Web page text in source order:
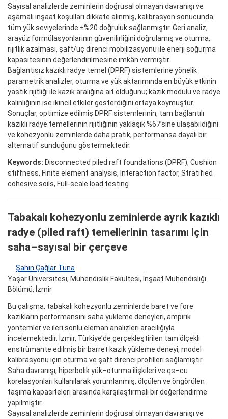
Sayısal analizlerde zeminlerin doğrusal olmayan davranışı ve
aşamalı inşaat koşulları dikkate alınmış, kalibrasyon sonucunda
tüm yük seviyelerinde ±%20 doğruluk sağlanmıştır. Geri analiz,
arayüz formülasyonlarının güvenilirliğini doğrulamış ve oturma,
rijitlik azalması, şaft/uç direnci mobilizasyonu ile enerji soğurma
kapasitesinin değerlendirilmesine imkân vermiştir.
Bağlantısız kazıklı radye temel (DPRF) sistemlerine yönelik
parametrik analizler, oturma ve yük aktarımında en büyük etkinin
yastık rijitliği ile kazık aralığına ait olduğunu; kazık modülü ve radye
kalınlığının ise ikincil etkiler gösterdiğini ortaya koymuştur.
Sonuçlar, optimize edilmiş DPRF sistemlerinin, tam bağlantılı
kazıklı radye temellerinin rijitliğinin yaklaşık %67’sine ulaşabildiğini
ve kohezyonlu zeminlerde daha pratik, performansa dayalı bir
alternatif sunduğunu göstermektedir.
Keywords: Disconnected piled raft foundations (DPRF), Cushion
stiffness, Finite element analysis, Interaction factor, Stratified
cohesive soils, Full-scale load testing
Tabakalı kohezyonlu zeminlerde ayrık kazıklı
radye (piled raft) temellerinin tasarımı için
saha–sayısal bir çerçeve
Şahin Çağlar Tuna
Yaşar Üniversitesi, Mühendislik Fakültesi, İnşaat Mühendisliği
Bölümü, İzmir
Bu çalışma, tabakalı kohezyonlu zeminlerde baret ve fore
kazıkların performansını saha yükleme deneyleri, ampirik
yöntemler ve ileri sonlu eleman analizleri aracılığıyla
incelemektedir. İzmir, Türkiye’de gerçekleştirilen tam ölçekli
enstrümante edilmiş bir barret kazık yükleme deneyi, model
kalibrasyonu için oturma ve şaft direnci profilleri sağlamıştır.
Saha davranışı, hiperbolik yük–oturma ilişkileri ve qs–cu
korelasyonları kullanılarak yorumlanmış, ölçülen ve öngörülen
taşıma kapasiteleri arasında karşılaştırmalı bir değerlendirme
yapılmıştır.
Sayısal analizlerde zeminlerin doğrusal olmayan davranışı ve